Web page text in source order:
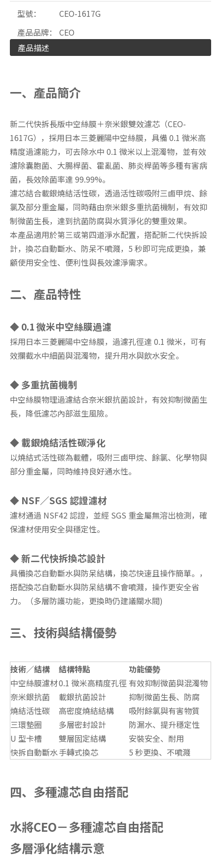
型號：
CEO-1617G
產品品牌：
CEO
產品描述
一、產品簡介
新二代快拆長版中空絲膜＋奈米銀雙效濾芯（CEO-
1617G），採用日本三菱麗陽中空絲膜，具備 0.1 微米高
精度過濾能力，可去除水中 0.1 微米以上混濁物，並有效
濾除囊胞菌、大腸桿菌、霍亂菌、肺炎桿菌等多種有害病
菌，長效除菌率達 99.99%。
濾芯結合載銀燒結活性碳，透過活性碳吸附三鹵甲烷、餘
氯及部分重金屬，同時藉由奈米銀多重抗菌機制，有效抑
制微菌生長，達到抗菌防腐與水質淨化的雙重效果。
本產品適用於第三或第四道淨水配置，搭配新二代快拆設
計，換芯自動斷水、防呆不噴濺，5 秒即可完成更換，兼
顧使用安全性、便利性與長效濾淨需求。
二、產品特性
◆ 0.1 微米中空絲膜過濾
採用日本三菱麗陽中空絲膜，過濾孔徑達 0.1 微米，可有
效攔截水中細菌與混濁物，提升用水與飲水安全。
◆ 多重抗菌機制
中空絲膜物理過濾結合奈米銀抗菌設計，有效抑制微菌生
長，降低濾芯內部滋生風險。
◆ 載銀燒結活性碳淨化
以燒結式活性碳為載體，吸附三鹵甲烷、餘氯、化學物與
部分重金屬，同時維持良好通水性。
◆ NSF／SGS 認證濾材
濾材通過 NSF42 認證，並經 SGS 重金屬無溶出檢測，確
保濾材使用安全與穩定性。
◆ 新二代快拆換芯設計
具備換芯自動斷水與防呆結構，換芯快速且操作簡單。，
搭配換芯自動斷水與防呆結構不會噴濺，操作更安全省
力。（多層防護功能，更換時仍建議關水閥)
三、技術與結構優勢
技術／結構 結構特點
功能優勢
中空絲膜濾材0.1 微米高精度孔徑 有效抑制微菌與混濁物
奈米銀抗菌
載銀抗菌設計
抑制微菌生長、防腐
燒結活性碳
高密度燒結結構
吸附餘氯與有害物質
三環墊圈
多層密封設計
防漏水、提升穩定性
U 型卡槽
雙層固定結構
安裝安全、耐用
快拆自動斷水手轉式換芯 5 秒更換、不噴濺
四、多種濾芯自由搭配
水將CEO－多種濾芯自由搭配
多層淨化結構示意